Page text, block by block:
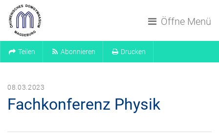
Öffne Menü
Teilen Abonnieren Drucken
08.03.2023
Fachkonferenz Physik